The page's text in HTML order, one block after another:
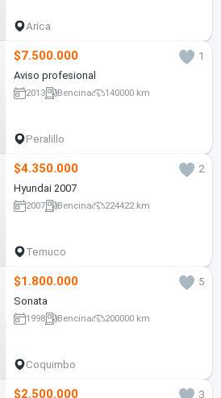
Arica
$7.500.000
1
Aviso profesional
2013 Bencina 140000 km
Peralillo
$4.350.000
2
Hyundai 2007
2007 Bencina 224422 km
Temuco
$1.800.000
5
Sonata
1998 Bencina 200000 km
Coquimbo
$2.500.000
3